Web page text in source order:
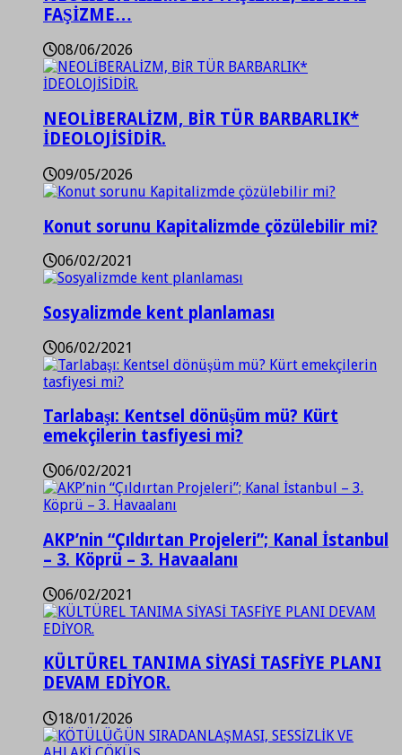
FAŞİZME…
08/06/2026
NEOLİBERALİZM, BİR TÜR BARBARLIK*
İDEOLOJİSİDİR.
09/05/2026
Konut sorunu Kapitalizmde çözülebilir mi?
06/02/2021
Sosyalizmde kent planlaması
06/02/2021
Tarlabaşı: Kentsel dönüşüm mü? Kürt
emekçilerin tasfiyesi mi?
06/02/2021
AKP’nin “Çıldırtan Projeleri”; Kanal İstanbul
– 3. Köprü – 3. Havaalanı
06/02/2021
KÜLTÜREL TANIMA SİYASİ TASFİYE PLANI
DEVAM EDİYOR.
18/01/2026